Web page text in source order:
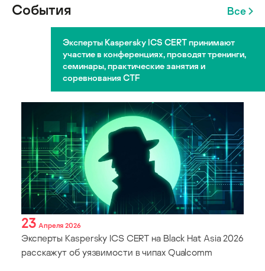
События Все
Эксперты Kaspersky ICS CERT принимают
участие в конференциях, проводят тренинги,
семинары, практические занятия и
соревнования CTF
23 Апреля 2026
Эксперты Kaspersky ICS CERT на Black Hat Asia 2026
расскажут об уязвимости в чипах Qualcomm